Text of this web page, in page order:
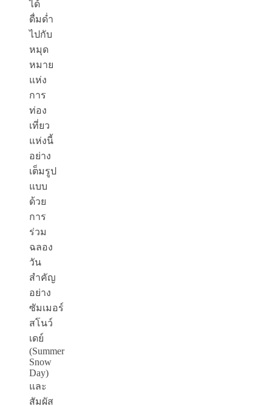
ได้
ดื่มด่ำ
ไปกับ
หมุด
หมาย
แห่ง
การ
ท่อง
เที่ยว
แห่งนี้
อย่าง
เต็มรูป
แบบ
ด้วย
การ
ร่วม
ฉลอง
วัน
สำคัญ
อย่าง
ซัมเมอร์
สโนว์
เดย์
(Summer
Snow
Day)
และ
สัมผัส